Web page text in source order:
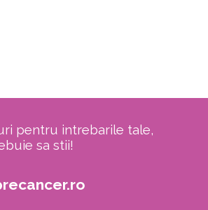
pentru intrebarile tale,
sa stii!